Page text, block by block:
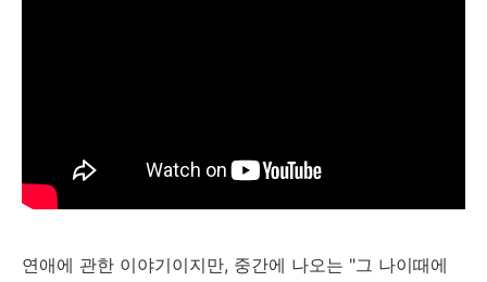
연애에 관한 이야기이지만, 중간에 나오는 "그 나이때에